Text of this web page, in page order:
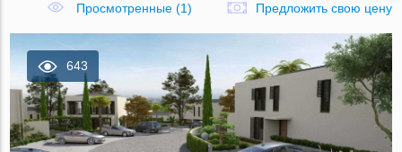
Просмотренные (1)
Предложить свою цену
643